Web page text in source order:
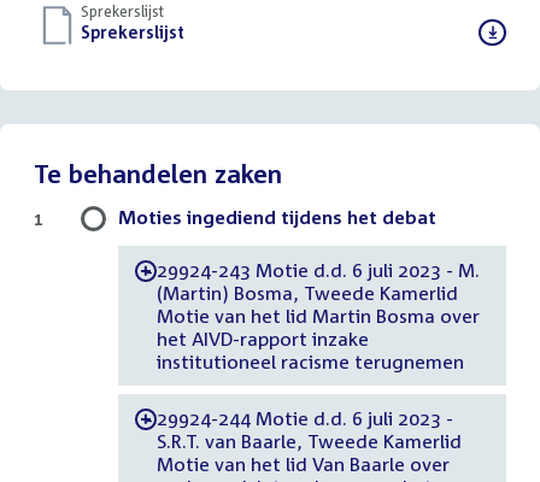
Sprekerslijst
Download
Sprekerslijst
Te behandelen zaken
Moties ingediend tijdens het debat
-29924-243 Motie d.d. 6 juli 2023 - M.
(Martin) Bosma, Tweede Kamerlid
Motie van het lid Martin Bosma over
het AIVD-rapport inzake
institutioneel racisme terugnemen
-29924-244 Motie d.d. 6 juli 2023 -
S.R.T. van Baarle, Tweede Kamerlid
Motie van het lid Van Baarle over
1